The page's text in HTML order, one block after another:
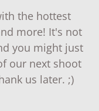
the hottest
more! It's not
you might just
our next shoot
us later. ;)